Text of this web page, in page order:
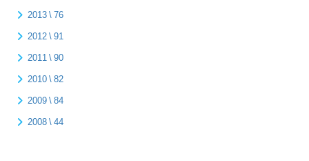
2013 \ 76
2012 \ 91
2011 \ 90
2010 \ 82
2009 \ 84
2008 \ 44